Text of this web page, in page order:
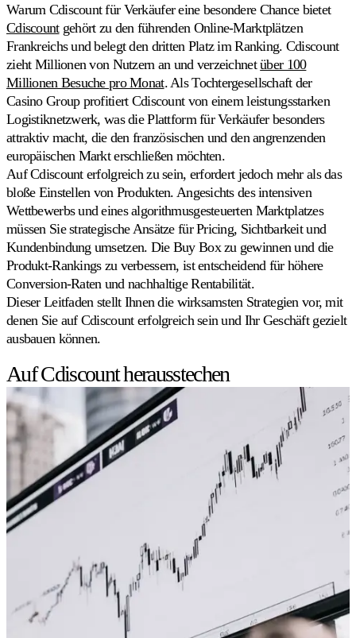
Buy
Box
Die
Buy
zum
richtigen
Preis
gewinnen.
Niedrigster
Gesamtpreis
Knapp
unter
dem
sichtbaren
Gesamtpreis
bleiben.
Cross-
Katalog
Preise
den
gesamten
Katalog
hinweg
koordinieren.
Bestandsbasiert
Lagerbestände
die
Preisgestaltung
Velocity
Pricing
Preise
Entdecken
Warum
Multiply
Entdecken
Multiply
im
Warum Cdiscount für Verkäufer eine besondere Chance bietet
Cdiscountgehört zu den führenden Online-Marktplätzen
Frankreichs und belegt den dritten Platz im Ranking. Cdiscount
zieht Millionen von Nutzern an und verzeichnetüber 100
Millionen Besuche pro Monat. Als Tochtergesellschaft der
Casino Group profitiert Cdiscount von einem leistungsstarken
Logistiknetzwerk, was die Plattform für Verkäufer besonders
attraktiv macht, die den französischen und den angrenzenden
europäischen Markt erschließen möchten.
Auf Cdiscount erfolgreich zu sein, erfordert jedoch mehr als das
bloße Einstellen von Produkten. Angesichts des intensiven
Wettbewerbs und eines algorithmusgesteuerten Marktplatzes
müssen Sie strategische Ansätze für Pricing, Sichtbarkeit und
Kundenbindung umsetzen. Die Buy Box zu gewinnen und die
Produkt-Rankings zu verbessern, ist entscheidend für höhere
Conversion-Raten und nachhaltige Rentabilität.
Dieser Leitfaden stellt Ihnen die wirksamsten Strategien vor, mit
denen Sie auf Cdiscount erfolgreich sein und Ihr Geschäft gezielt
ausbauen können.
Auf Cdiscount herausstechen